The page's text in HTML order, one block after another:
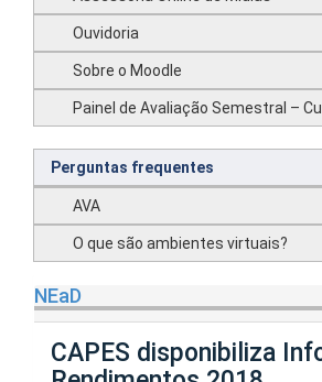
Ouvidoria
Sobre o Moodle
Painel de Avaliação Semestral –
Perguntas frequentes
AVA
O que são ambientes virtuais?
NEaD
CAPES disponibiliza